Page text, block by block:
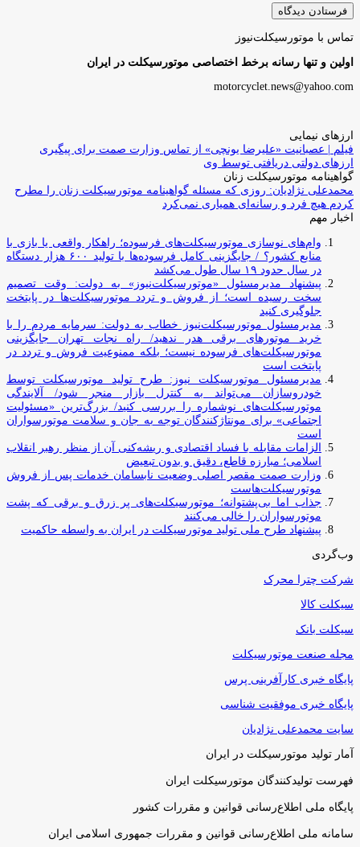
تماس با موتورسیکلت‌نیوز
اولین و تنها رسانه برخط اختصاصی موتورسیکلت در ایران
motorcyclet.news@yahoo.com
ارزهای نیمایی
فیلم | عصبانیت «علیرضا یونچی» از تماس وزارت صمت برای پیگیری
ارزهای دولتی دریافتی توسط وی
گواهینامه موتورسیکلت زنان
محمدعلی نژادیان: روزی که مسئله گواهینامه موتورسیکلت زنان را مطرح
کردم هیچ فرد و رسانه‌ای همیاری نمی‌کرد
اخبار مهم
وام‌های نوسازی موتورسیکلت‌های فرسوده؛ راهکار واقعی یا بازی با
منابع کشور؟ / جایگزینی کامل فرسوده‌ها با تولید ۶۰۰ هزار دستگاه
در سال حدود ۱۹ سال طول می‌کشد
پیشنهاد مدیرمسئول «موتورسیکلت‌نیوز» به دولت: وقت تصمیم
سخت رسیده است؛ از فروش و تردد موتورسیکلت‌ها در پایتخت
جلوگیری کنید
مدیرمسئول موتورسیکلت‌نیوز خطاب به دولت: سرمایه مردم را با
خرید موتورهای برقی هدر ندهید/ راه نجات تهران جایگزینی
موتورسیکلت‌های فرسوده نیست؛ بلکه ممنوعیت فروش و تردد در
پایتخت است
مدیرمسئول موتورسیکلت نیوز: طرح تولید موتورسیکلت توسط
خودروسازان می‌تواند به کنترل بازار منجر شود/ آلایندگی
موتورسیکلت‌های نوشماره را بررسی کنید/ بزرگ‌ترین «مسئولیت
اجتماعی» برای مونتاژکنندگان توجه به جان و سلامت موتورسواران
است
الزامات مقابله با فساد اقتصادی و ریشه‌کنی آن از منظر رهبر انقلاب
اسلامی؛ مبارزه قاطع، دقیق و بدون تبعیض
وزارت صمت مقصر اصلی وضعیت نابسامان خدمات پس از فروش
موتورسیکلت‌هاست
جذاب اما بی‌پشتوانه؛ موتورسیکلت‌های پر زرق‌ و برقی که پشت
موتورسواران را خالی می‌کنند
پیشنهاد طرح ملی تولید موتورسیکلت در ایران به واسطه حاکمیت
وب‌گردی
شرکت چترا محرک
سیکلت کالا
سیکلت بانک
مجله صنعت موتورسیکلت
پایگاه خبری کارآفرینی پرس
پایگاه خبری موفقیت شناسی
سایت محمدعلی نژادیان
آمار تولید موتورسیکلت در ایران
فهرست تولیدکنندگان موتورسیکلت ایران
پایگاه ملی اطلاع‌رسانی قوانین و مقررات کشور
سامانه ملی اطلاع‌رسانی قوانین و مقررات جمهوری اسلامی ایران